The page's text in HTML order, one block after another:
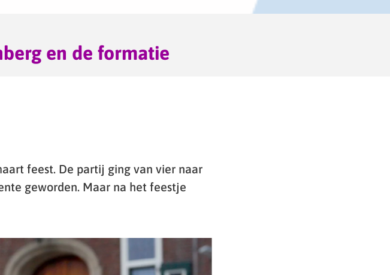
en de formatie
feest. De partij ging van vier naar
geworden. Maar na het feestje